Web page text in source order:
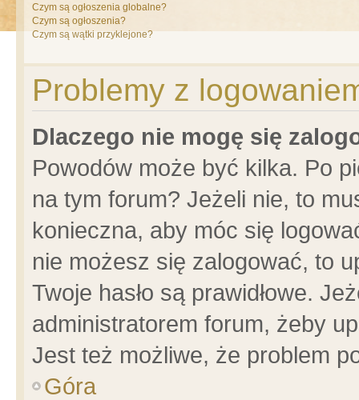
Czym są ogłoszenia globalne?
Czym są ogłoszenia?
Czym są wątki przyklejone?
Problemy z
Dlaczego nie mogę się
Powodów może być kilka. Po
na tym forum? Jeżeli nie, to
konieczna, aby móc się
nie możesz się zalogować, to
Twoje hasło są prawidłowe.
administratorem forum, żeby
Jest też możliwe, że problem
Góra